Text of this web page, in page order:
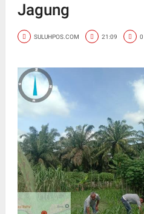
Jagung
SULUHPOS.COM 21:09 0